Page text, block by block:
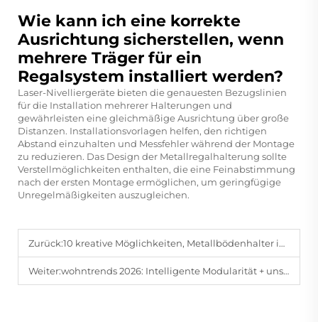
Wie kann ich eine korrekte
Ausrichtung sicherstellen, wenn
mehrere Träger für ein
Regalsystem installiert werden?
Laser-Nivelliergeräte bieten die genauesten Bezugslinien
für die Installation mehrerer Halterungen und
gewährleisten eine gleichmäßige Ausrichtung über große
Distanzen. Installationsvorlagen helfen, den richtigen
Abstand einzuhalten und Messfehler während der Montage
zu reduzieren. Das Design der Metallregalhalterung sollte
Verstellmöglichkeiten enthalten, die eine Feinabstimmung
nach der ersten Montage ermöglichen, um geringfügige
Unregelmäßigkeiten auszugleichen.
Zurück:10 kreative Möglichkeiten, Metallbödenhalter im Wohnungsdesign zu verwenden
Weiter:wohntrends 2026: Intelligente Modularität + unsichtbares Design – exklusiver Ausblick von Bomeda